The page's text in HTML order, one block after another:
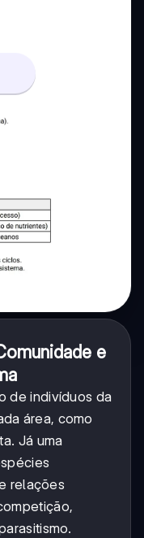
e
de indivíduos da
área, como
Já uma
relações